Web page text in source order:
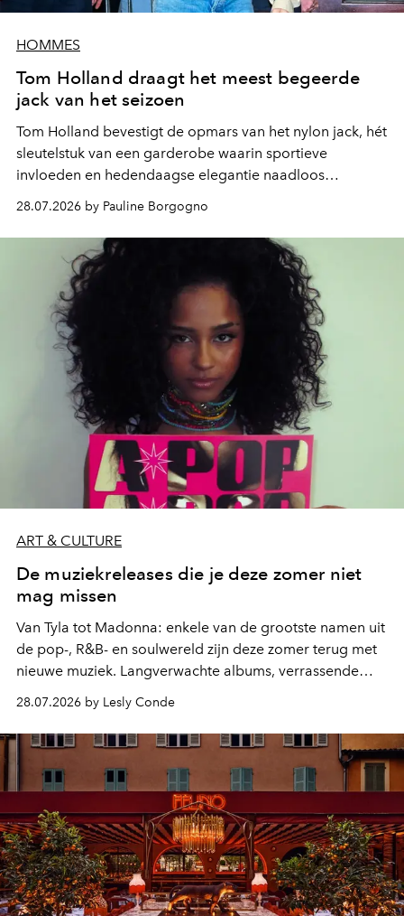
HOMMES
Tom Holland draagt het meest begeerde
jack van het seizoen
Tom Holland bevestigt de opmars van het nylon jack, hét
sleutelstuk van een garderobe waarin sportieve
invloeden en hedendaagse elegantie naadloos
samenkomen.
28.07.2026 by Pauline Borgogno
ART & CULTURE
De muziekreleases die je deze zomer niet
mag missen
Van Tyla tot Madonna: enkele van de grootste namen uit
de pop-, R&B- en soulwereld zijn deze zomer terug met
nieuwe muziek. Langverwachte albums, verrassende
comebacks en veelbelovende nieuwe projecten: dit zijn
de releases die je niet mag missen.
28.07.2026 by Lesly Conde